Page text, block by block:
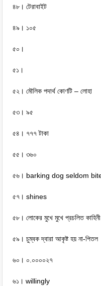
৪৮। টেরাবাইট
৪৯। ১০৫
৫০।
৫১।
৫২। মৌলিক পদার্থ কোণটি – লোহা
৫৩। ৯৫
৫৪। ৭৭৭ টাকা
৫৫। ৩৬০
৫৬। barking dog seldom
৫৭। shines
৫৮। লোকের মুখে মুখে প্রচলিত
৫৯। চুম্বক দ্বারা আকৃষ্ট হয় না-পিতল
৬০। ০.০০০০২৭
৬১। willingly